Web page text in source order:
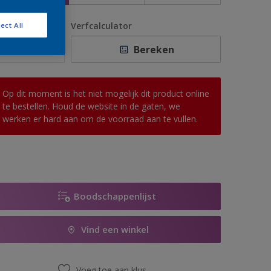
Verfcalculator
Bereken
Op dit moment is het niet mogelijk dit product online
te bestellen. Houd de website in de gaten, we
werken er hard aan om de voorraad aan te vullen.
Boodschappenlijst
Vind een winkel
All